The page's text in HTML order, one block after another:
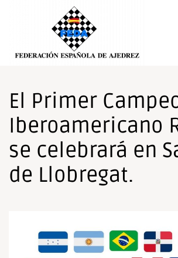
sistema
accesibilidad.
Skip to main content
El Primer
Iberoamericano
se celebrará en
de Llobregat.